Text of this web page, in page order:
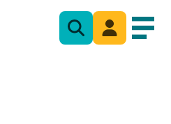
Sök Mina sidor